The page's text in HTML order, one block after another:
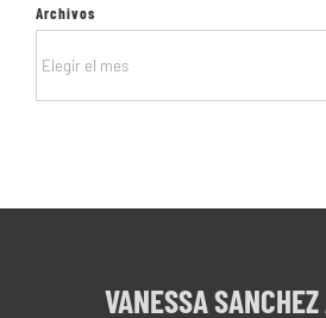
Archivos
VANESSA